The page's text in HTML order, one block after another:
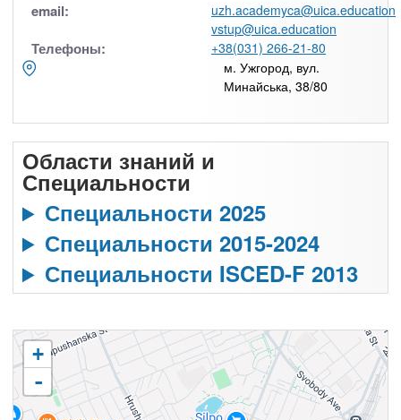
email:
uzh.academyca@uica.education
vstup@uica.education
Телефоны:
+38(031) 266-21-80
м. Ужгород, вул.
Минайська, 38/80
Области знаний и
Специальности
Специальности 2025
Специальности 2015-2024
Специальности ISCED-F 2013
+
-